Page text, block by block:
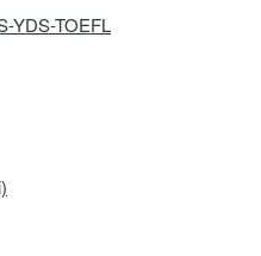
YDS-TOEFL